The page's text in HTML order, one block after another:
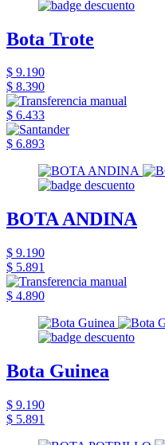
Bota Trote
$ 9.190
$ 8.390
$ 6.433
$ 6.893
BOTA ANDINA
$ 9.190
$ 5.891
$ 4.890
Bota Guinea
$ 9.190
$ 5.891